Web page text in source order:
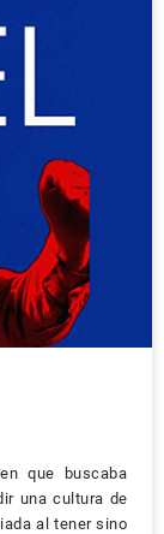
que buscaba
una cultura de
al tener sino